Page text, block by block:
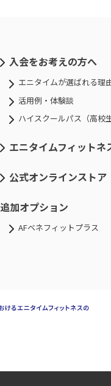
入会をお考えの方へ
エニタイムが選ばれる理
活用例・体験談
ハイスクールパス（高校
エニタイムフィットネ
公式オンラインストア
追加オプション
AFベネフィットプラス